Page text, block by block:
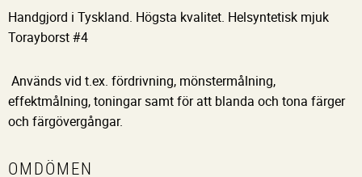
Handgjord i Tyskland. Högsta kvalitet. Helsyntetisk mjuk
Torayborst #4
Används vid t.ex. fördrivning, mönstermålning,
effektmålning, toningar samt för att blanda och tona färger
och färgövergångar.
OMDÖMEN